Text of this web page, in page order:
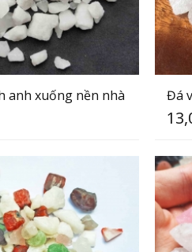
anh xuống nền nhà Đá